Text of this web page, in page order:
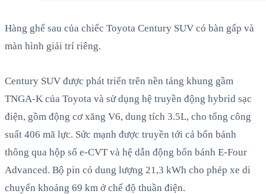
Hàng ghế sau của chiếc Toyota Century SUV có bàn gấp và
màn hình giải trí riêng.
Century SUV được phát triển trên nền tảng khung gầm
TNGA-K của Toyota và sử dụng hệ truyền động hybrid sạc
điện, gồm động cơ xăng V6, dung tích 3.5L, cho tổng công
suất 406 mã lực. Sức mạnh được truyền tới cả bốn bánh
thông qua hộp số e-CVT và hệ dẫn động bốn bánh E-Four
Advanced. Bộ pin có dung lượng 21,3 kWh cho phép xe di
chuyển khoảng 69 km ở chế độ thuần điện.